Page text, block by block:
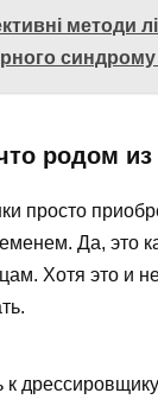
методи
синдрому
родом из
просто
Да, это
Хотя это и
к